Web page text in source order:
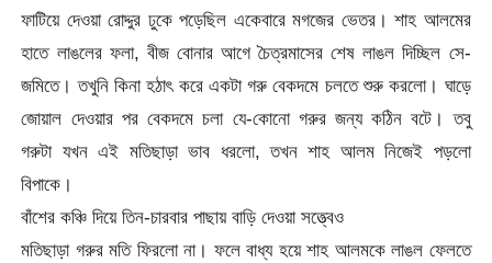
ফাটিয়ে দেওয়া রোদ্দুর ঢুকে পড়েছিল একেবারে মগজের ভেতর। শাহ আলমের
হাতে লাঙলের ফলা, বীজ বোনার আগে চৈত্রমাসের শেষ লাঙল দিচ্ছিল সে-
জমিতে। তখুনি কিনা হঠাৎ করে একটা গরু বেকদমে চলতে শুরু করলো। ঘাড়ে
জোয়াল দেওয়ার পর বেকদমে চলা যে-কোনো গরুর জন্য কঠিন বটে। তবু
গরুটা যখন এই মতিছাড়া ভাব ধরলো, তখন শাহ আলম নিজেই পড়লো
বিপাকে।
বাঁশের কঞ্চি দিয়ে তিন-চারবার পাছায় বাড়ি দেওয়া সত্ত্বেও
মতিছাড়া গরুর মতি ফিরলো না। ফলে বাধ্য হয়ে শাহ আলমকে লাঙল ফেলতে